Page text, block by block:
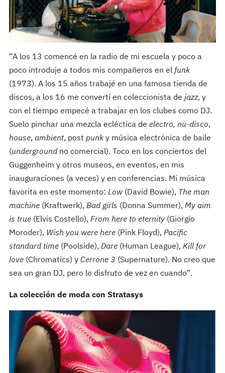
“A los 13 comencé en la radio de mi escuela y poco a
poco introduje a todos mis compañeros en el funk
(1973). A los 15 años trabajé en una famosa tienda de
discos, a los 16 me convertí en coleccionista de jazz, y
con el tiempo empecé a trabajar en los clubes como DJ.
Suelo pinchar una mezcla ecléctica de electro, nu-disco,
house, ambient, post punky música electrónica de baile
(undergroundno comercial). Toco en los conciertos del
Guggenheim y otros museos, en eventos, en mis
inauguraciones (a veces) y en conferencias. Mi música
favorita en este momento: Low(David Bowie), The man
machine(Kraftwerk), Bad girls (Donna Summer), My aim
is true(Elvis Costello), From here to eternity(Giorgio
Moroder), Wish you were here(Pink Floyd), Pacific
standard time(Poolside), Dare(Human League), Kill for
love(Chromatics) y Cerrone 3 (Supernature). No creo que
sea un gran DJ, pero lo disfruto de vez en cuando”.
La colección de moda con Stratasys